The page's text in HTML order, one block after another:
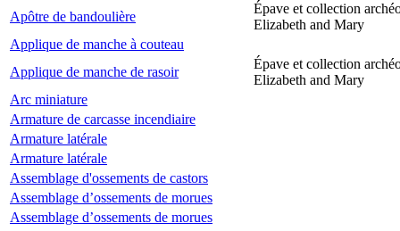
Apôtre de bandoulière
Épave et collection
Elizabeth and Mary
Applique de manche à couteau
Applique de manche de rasoir
Épave et collection
Elizabeth and Mary
Arc miniature
Armature de carcasse incendiaire
Armature latérale
Armature latérale
Assemblage d'ossements de castors
Assemblage d’ossements de morues
Assemblage d’ossements de morues